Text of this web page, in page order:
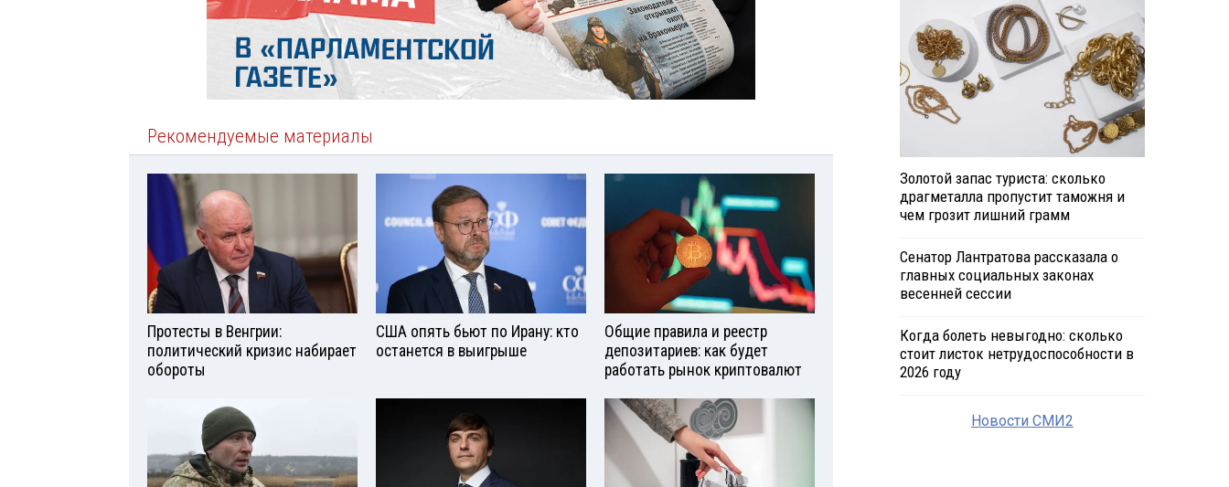
Рекомендуемые материалы
Протесты в Венгрии:
политический кризис набирает
обороты
США опять бьют по Ирану: кто
останется в выигрыше
Общие правила и реестр
депозитариев: как будет
работать рынок криптовалют
Золотой запас туриста: сколько
драгметалла пропустит таможня и
чем грозит лишний грамм
Сенатор Лантратова рассказала о
главных социальных законах
весенней сессии
Когда болеть невыгодно: сколько
стоит листок нетрудоспособности в
2026 году
Новости СМИ2